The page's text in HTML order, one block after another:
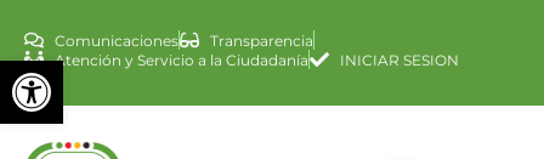
Abrir barra de
Comunicaciones
Transparencia
Atención y Servicio a la Ciudadanía
INICIAR SESION